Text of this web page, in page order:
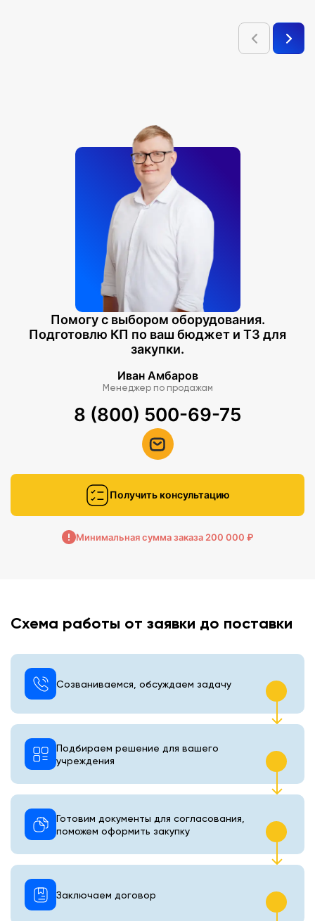
Помогу с выбором оборудования.
Подготовлю КП по ваш бюджет и ТЗ для
закупки.
Иван Амбаров
Менеджер по продажам
8 (800) 500-69-75
Получить консультацию
Минимальная сумма заказа 200 000 ₽
Схема работы от заявки до поставки
Созваниваемся, обсуждаем задачу
Подбираем решение для вашего
учреждения
Готовим документы для согласования,
поможем оформить закупку
Заключаем договор